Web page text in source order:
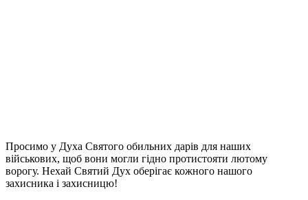
Просимо у Духа Святого обильних дарів для наших
військових, щоб вони могли гідно протистояти лютому
ворогу. Нехай Святий Дух оберігає кожного нашого
захисника і захисницю!